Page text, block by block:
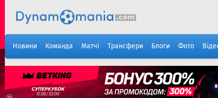
Новини Команда Матчі Трансфери Блоги Фото